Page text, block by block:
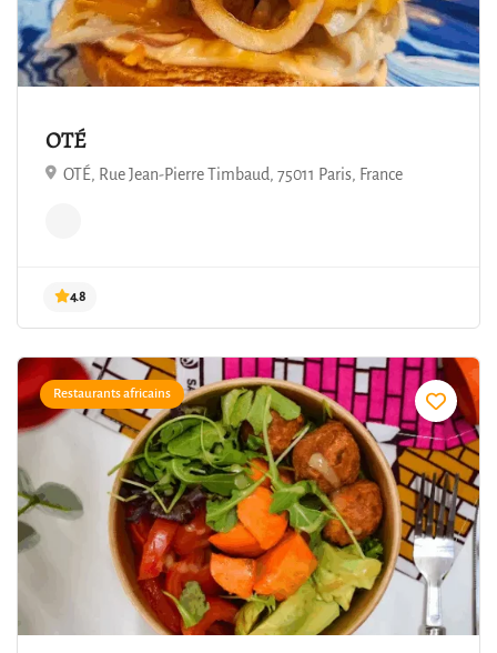
OTÉ
OTÉ, Rue Jean-Pierre Timbaud, 75011 Paris, France
Restaurants africains